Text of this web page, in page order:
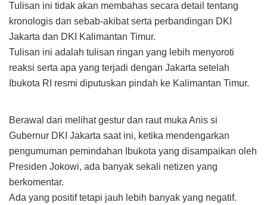
Tulisan ini tidak akan membahas secara detail tentang
kronologis dan sebab-akibat serta perbandingan DKI
Jakarta dan DKI Kalimantan Timur.
Tulisan ini adalah tulisan ringan yang lebih menyoroti
reaksi serta apa yang terjadi dengan Jakarta setelah
Ibukota RI resmi diputuskan pindah ke Kalimantan Timur.
Berawal dari melihat gestur dan raut muka Anis si
Gubernur DKI Jakarta saat ini, ketika mendengarkan
pengumuman pemindahan Ibukota yang disampaikan oleh
Presiden Jokowi, ada banyak sekali netizen yang
berkomentar.
Ada yang positif tetapi jauh lebih banyak yang negatif.